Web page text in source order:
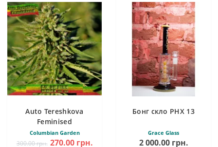
Auto Tereshkova
Feminised
Columbian Garden
300.00 грн. 270.00 грн.
Бонг скло PHX 13
Grace Glass
2 000.00 грн.